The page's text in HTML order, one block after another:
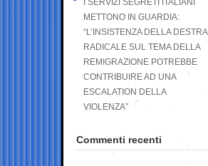
I SERVIZI SEGRETI ITALIANI
METTONO IN GUARDIA:
“L’INSISTENZA DELLA DESTRA
RADICALE SUL TEMA DELLA
REMIGRAZIONE POTREBBE
CONTRIBUIRE AD UNA
ESCALATION DELLA
VIOLENZA”
Commenti recenti